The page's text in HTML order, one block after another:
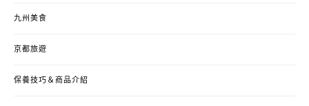
九州美食
京都旅遊
保養技巧＆商品介紹